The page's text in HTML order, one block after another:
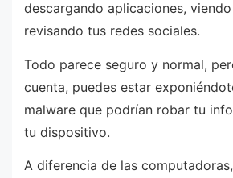
descargando aplicaciones,
revisando tus redes sociales.
Todo parece seguro y normal,
cuenta, puedes estar
malware que podrían robar tu
tu dispositivo.
A diferencia de las